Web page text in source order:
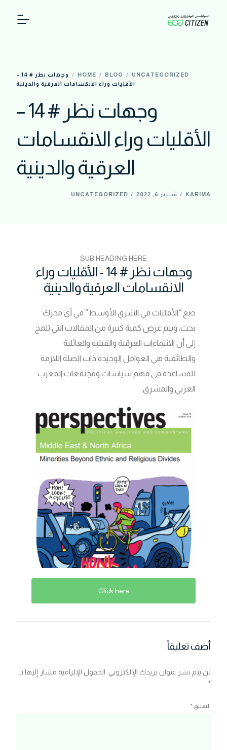
HOME BLOG UNCATEGORIZED
وجهات نظر # 14 –
الأقليات وراء الانقسامات العرقية والدينية
وجهات نظر # 14 –
الأقليات وراء الانقسامات
العرقية والدينية
KARIMA شتنبر 6, 2022 UNCATEGORIZED
SUB HEADING HERE
وجهات نظر # 14 - الأقليات وراء
الانقسامات العرقية والدينية
ضع “الأقليات في الشرق الأوسط” في أي محرك
بحث، ويتم عرض كمية كبيرة من المقالات التي تلمح
إلى أن الانتماءات العرقية والقبلية والعائلية
والطائفية هي العوامل الوحيدة ذات الصلة اللازمة
للمساعدة في فهم سياسات ومجتمعات المغرب
العربي والمشرق.
Click here
أضف تعليقاً
لن يتم نشر عنوان بريدك الإلكتروني. الحقول الإلزامية مشار إليها بـ
*
التعليق *